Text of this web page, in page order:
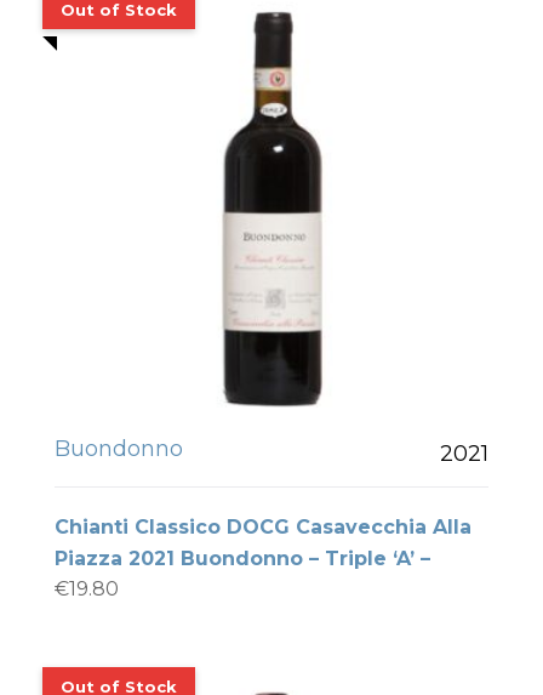
Buondonno 2021
Chianti Classico DOCG Casavecchia Alla
Piazza 2021 Buondonno – Triple ‘A’ –
€19.80